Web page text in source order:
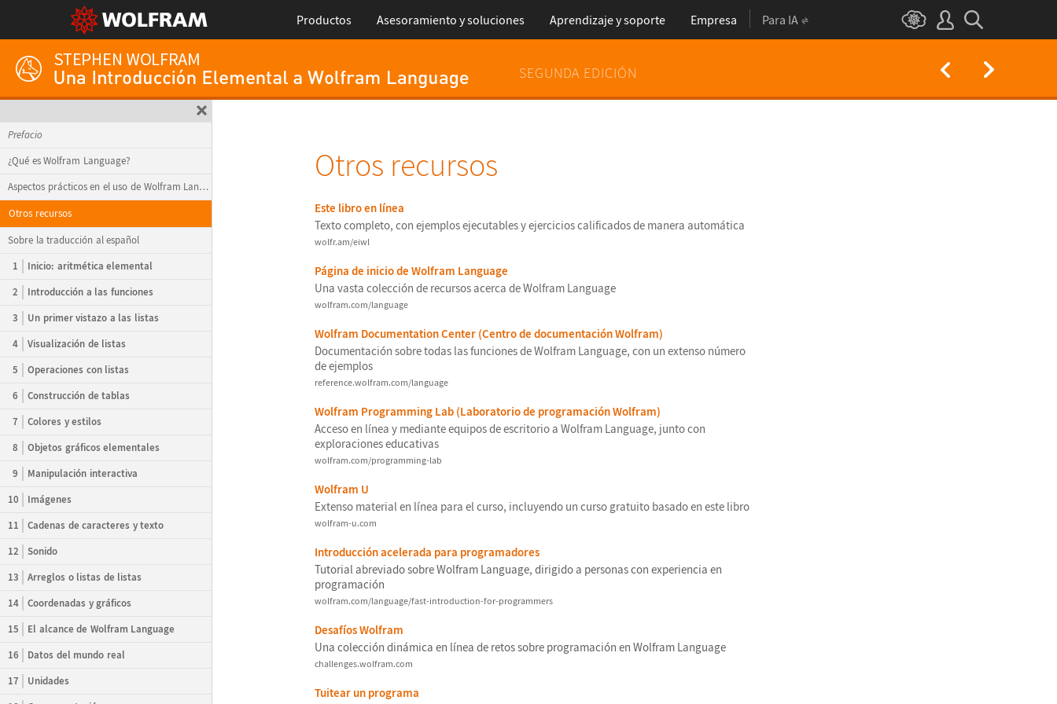
Productos Asesoramiento y soluciones Aprendizaje y soporte Empresa Para IA
Prefacio
¿Qué es Wolfram Language?
Aspectos prácticos en el uso de Wolfram Language
Otros recursos
Sobre la traducción al español
1
Inicio: aritmética elemental
2
Introducción a las funciones
3
Un primer vistazo a las listas
4
Visualización de listas
5
Operaciones con listas
6
Construcción de tablas
7
Colores y estilos
8
Objetos gráficos elementales
9
Manipulación interactiva
10
Imágenes
11
Cadenas de caracteres y texto
12
Sonido
13
Arreglos o listas de listas
14
Coordenadas y gráficos
15
El alcance de Wolfram Language
16
Datos del mundo real
17
Unidades
Otros recursos
Este libro en línea
Texto completo, con ejemplos ejecutables y ejercicios calificados de manera automática
wolfr.am/eiwl
Página de inicio de Wolfram Language
Una vasta colección de recursos acerca de Wolfram Language
wolfram.com/language
Wolfram Documentation Center (Centro de documentación Wolfram)
Documentación sobre todas las funciones de Wolfram Language, con un extenso número
de ejemplos
reference.wolfram.com/language
Wolfram Programming Lab (Laboratorio de programación Wolfram)
Acceso en línea y mediante equipos de escritorio a Wolfram Language, junto con
exploraciones educativas
wolfram.com/programming-lab
Wolfram U
Extenso material en línea para el curso, incluyendo un curso gratuito basado en este libro
wolfram-u.com
Introducción acelerada para programadores
Tutorial abreviado sobre Wolfram Language, dirigido a personas con experiencia en
programación
wolfram.com/language/fast-introduction-for-programmers
Desafíos Wolfram
Una colección dinámica en línea de retos sobre programación en Wolfram Language
challenges.wolfram.com
Tuitear un programa
SEGUNDA EDICIÓN